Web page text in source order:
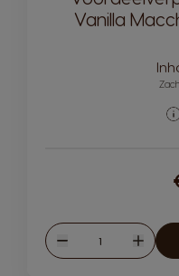
Vanilla
Verlagen
Hoeveelheid